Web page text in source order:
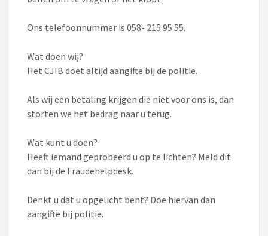
Ons telefoonnummer is 058- 215 95 55.
Wat doen wij?
Het CJIB doet altijd aangifte bij de politie.
Als wij een betaling krijgen die niet voor ons is, dan
storten we het bedrag naar u terug.
Wat kunt u doen?
Heeft iemand geprobeerd u op te lichten? Meld dit
dan bij de Fraudehelpdesk.
Denkt u dat u opgelicht bent? Doe hiervan dan
aangifte bij politie.